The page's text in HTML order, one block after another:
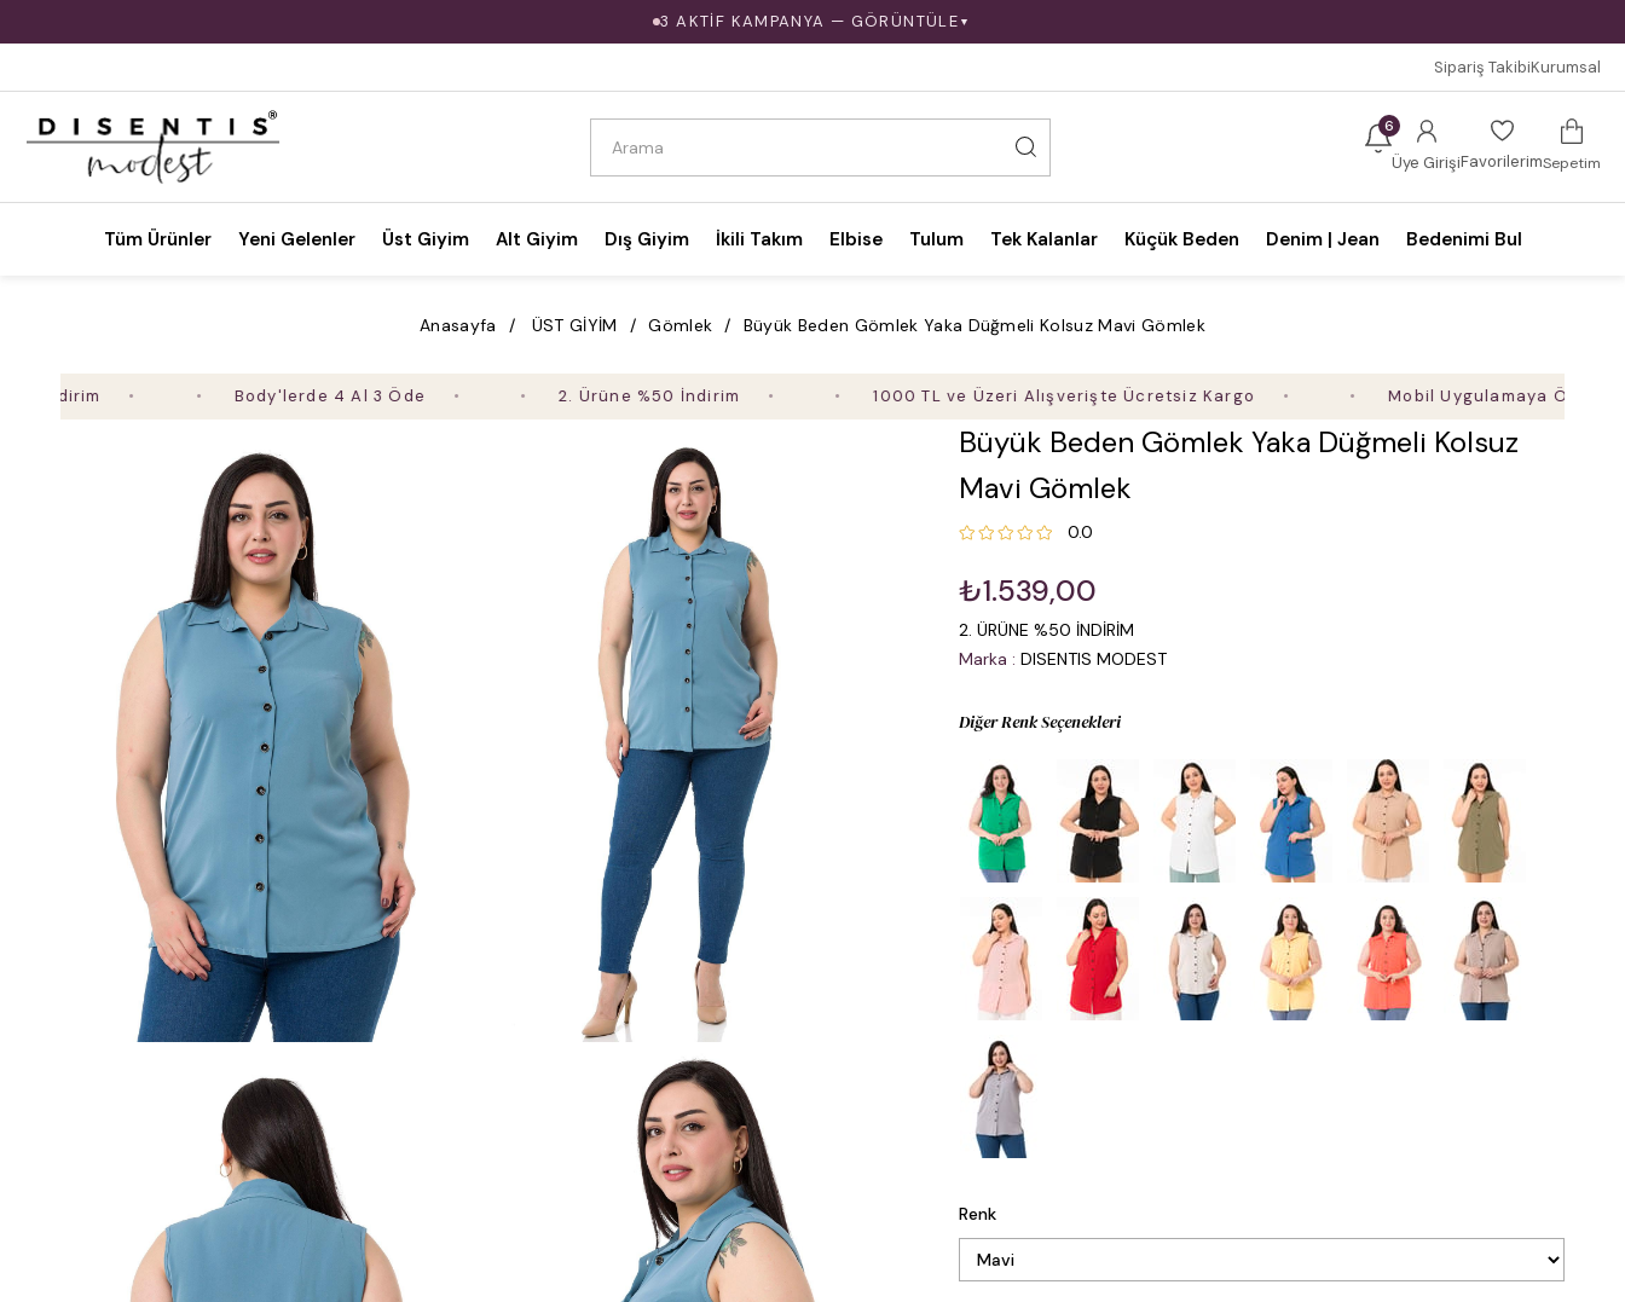
3 AKTİF KAMPANYA — GÖRÜNTÜLE ▼
Sipariş TakibiKurumsal
6
Üye GirişiFavorilerimSepetim
Tüm Ürünler Yeni Gelenler Üst Giyim Alt Giyim Dış Giyim İkili Takım Elbise Tulum Tek Kalanlar Küçük Beden Denim | Jean Bedenimi Bul
Anasayfa ÜST GİYİM Gömlek Büyük Beden Gömlek Yaka Düğmeli Kolsuz Mavi Gömlek
Body'lerde 4 Al 3 Öde 2. Ürüne %50 İndirim 1000 TL ve Üzeri Alışverişte Ücretsiz Kargo Mobil Uygulamaya Özel Ek %5
Büyük Beden Gömlek Yaka Düğmeli Kolsuz
Mavi Gömlek
0.0
₺1.539,00
2. ÜRÜNE %50 İNDİRİM
Marka : DISENTIS MODEST
Diğer Renk Seçenekleri
Renk